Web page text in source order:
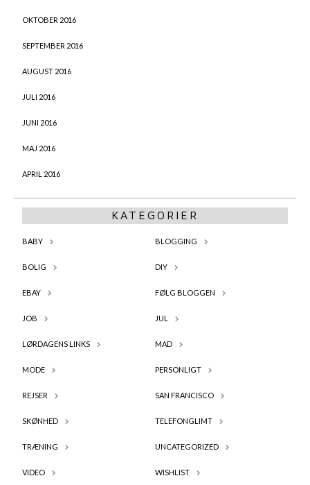
OKTOBER 2016
SEPTEMBER 2016
AUGUST 2016
JULI 2016
JUNI 2016
MAJ 2016
APRIL 2016
KATEGORIER
BABY BLOGGING
BOLIG DIY
EBAY FØLG BLOGGEN
JOB JUL
LØRDAGENS LINKS MAD
MODE PERSONLIGT
REJSER SAN FRANCISCO
SKØNHED TELEFONGLIMT
TRÆNING UNCATEGORIZED
VIDEO WISHLIST